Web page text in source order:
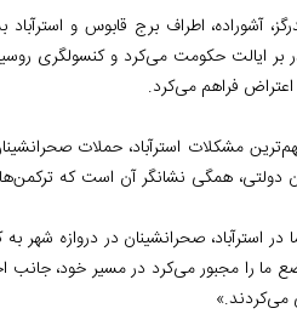
آشوراده، اطراف برج قابوس و
ایالت حکومت می‌کرد و کنسولگری
اعتراض فراهم می‌کرد.
مشکلات استرآباد، حملات
همگی نشانگر آن است که ترکمن‌ها
پانزدهم آوریل [1857] هنگام اقامت ما در استرآباد، صحرانشینان
ما را مجبور می‌کرد در مسیر خود، جانب